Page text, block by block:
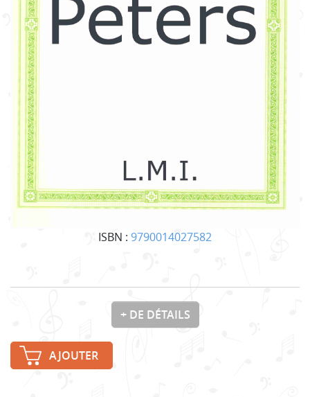
ISBN : 9790014027582
+ DE DÉTAILS
AJOUTER